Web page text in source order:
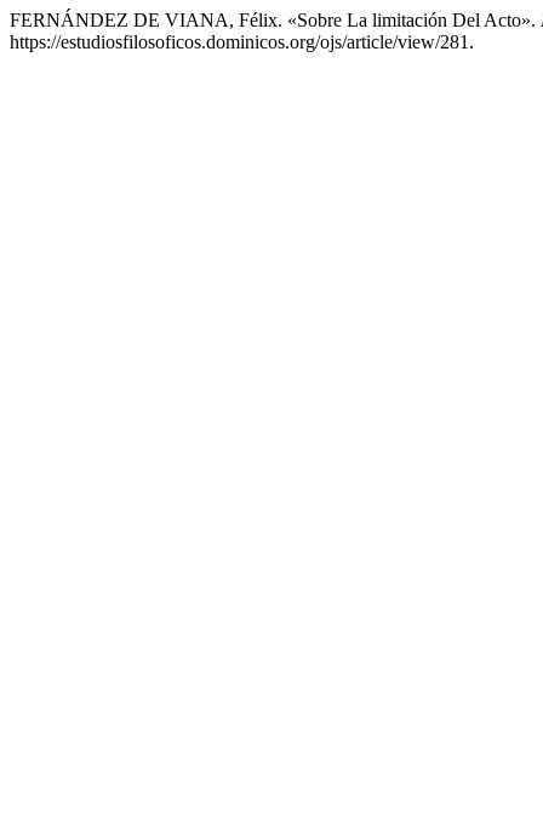
FERNÁNDEZ DE VIANA, Félix. «Sobre La limitación Del Acto».
https://estudiosfilosoficos.dominicos.org/ojs/article/view/281.